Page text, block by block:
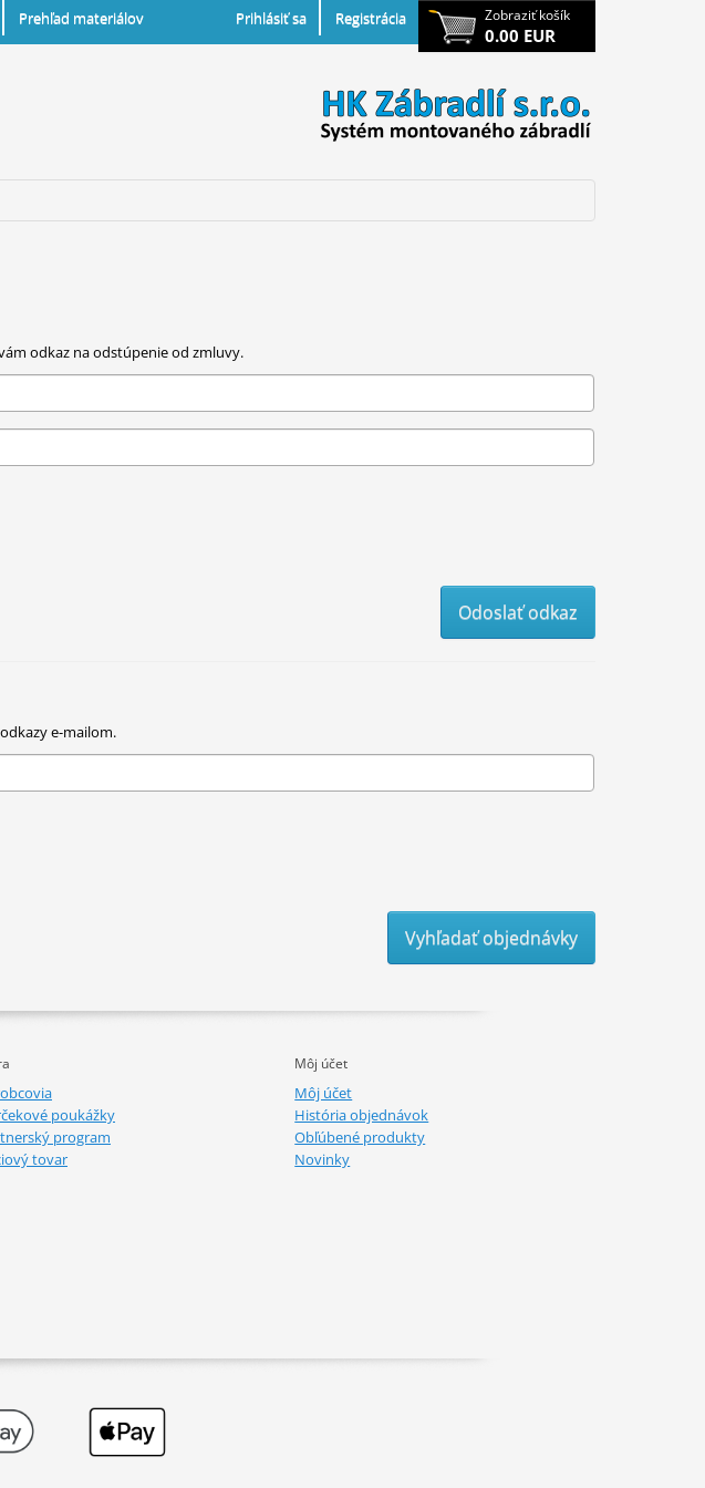
Zobraziť košík
0.00 EUR
Prehľad materiálov Prihlásiť sa Registrácia
odkaz na odstúpenie od zmluvy.
Odoslať odkaz
e-mailom.
Vyhľadať objednávky
poukážky
program
tovar
Môj účet
Môj účet
História objednávok
Obľúbené produkty
Novinky